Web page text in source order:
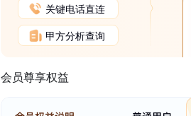
关键电话直连
甲方分析查询
会员尊享权益